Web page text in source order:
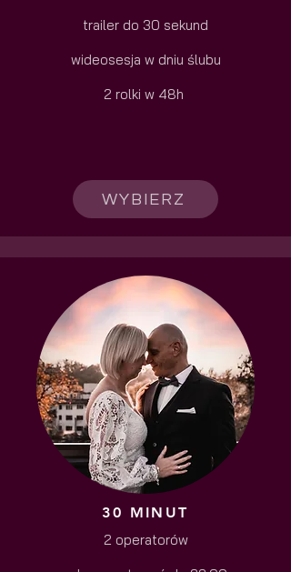
trailer do 30 sekund
wideosesja w dniu ślubu
2 rolki w 48h
WYBIERZ
30 MINUT
2 operatorów